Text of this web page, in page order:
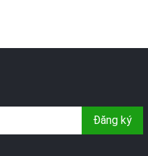
Đăng ký